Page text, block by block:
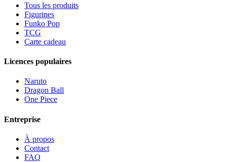
Tous les produits
Figurines
Funko Pop
TCG
Carte cadeau
Licences populaires
Naruto
Dragon Ball
One Piece
Entreprise
À propos
Contact
FAQ